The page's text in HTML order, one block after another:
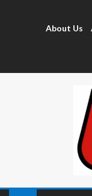
About Us